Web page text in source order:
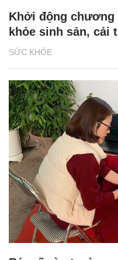
SỨC KHỎE
Khởi động
khỏe sinh sản, cải